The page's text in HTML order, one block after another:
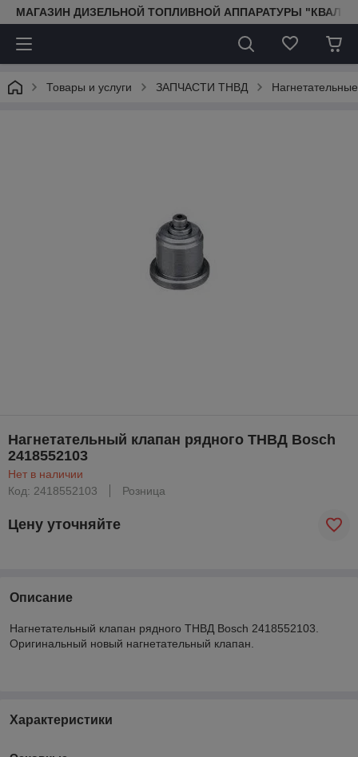
МАГАЗИН ДИЗЕЛЬНОЙ ТОПЛИВНОЙ АППАРАТУРЫ
Товары и услуги ЗАПЧАСТИ ТНВД
Нагнетательный клапан рядного ТНВД Bosch
2418552103
Нет в наличии
Код: 2418552103
Розница
Цену уточняйте
Описание
Нагнетательный клапан рядного ТНВД Bosch 2418552103.
Оригинальный новый нагнетательный клапан.
Характеристики